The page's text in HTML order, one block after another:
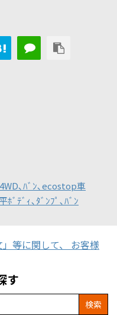
､ﾊﾞﾝ､ecostop車
ﾎﾞﾃﾞｨ､ﾀﾞﾝﾌﾟ､ﾊﾞﾝ
」等に関して、 お客様
す